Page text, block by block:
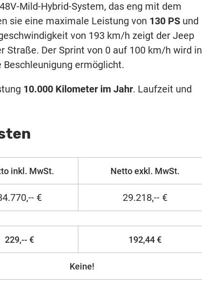
Mild-Hybrid-System, das eng mit dem
sie eine maximale Leistung von 130 PS und
von 193 km/h zeigt der Jeep
Straße. Der Sprint von 0 auf 100 km/h wird in
ermöglicht.
10.000 Kilometer im Jahr. Laufzeit und
inkl. MwSt. Netto exkl. MwSt.
€ 29.218,-- €
229,-- € 192,44 €
Keine!